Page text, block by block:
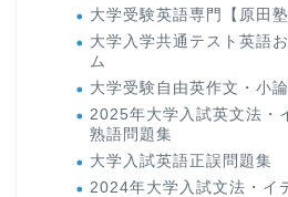
大学受験英語専門【原田塾
大学入学共通テスト英語
ム
大学受験自由英作文・小
2025年大学入試英文法・
熟語問題集
大学入試英語正誤問題集
2024年大学入試文法・イ